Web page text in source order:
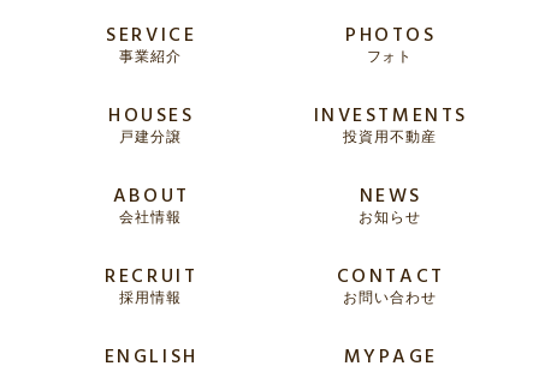
SERVICE
事業紹介
PHOTOS
フォト
HOUSES
戸建分譲
INVESTMENTS
投資用不動産
ABOUT
会社情報
NEWS
お知らせ
RECRUIT
採用情報
CONTACT
お問い合わせ
ENGLISH MYPAGE